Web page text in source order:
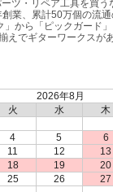
ツ・リペア工具を買う
業、累計50万個の流通
」から「ピックガード
えでギターワークスが
2026年8月
火 水 木
4 5 6
11 12 13
18 19 20
25 26 27